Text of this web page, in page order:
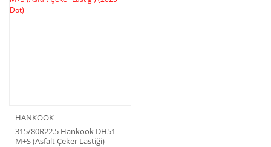
HANKOOK
315/80R22.5 Hankook DH51
M+S (Asfalt Çeker Lastiği)